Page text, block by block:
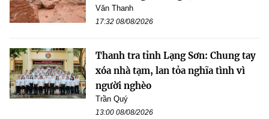
Văn Thanh
17:32 08/08/2026
Thanh tra tỉnh Lạng Sơn: Chung tay
xóa nhà tạm, lan tỏa nghĩa tình vì
người nghèo
Trần Quý
13:00 08/08/2026